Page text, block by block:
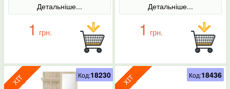
Детальніше...
1 грн.
Детальніше...
1 грн.
Код:18230 Код:18436